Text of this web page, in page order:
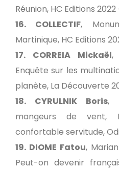
Réunion, HC Editions
16. COLLECTIF,
Martinique, HC Editions
17. CORREIA Mickaël,
Enquête sur les
planète, La Découverte
18. CYRULNIK Boris,
mangeurs de vent,
confortable servitude,
19. DIOME Fatou,
Peut-on devenir